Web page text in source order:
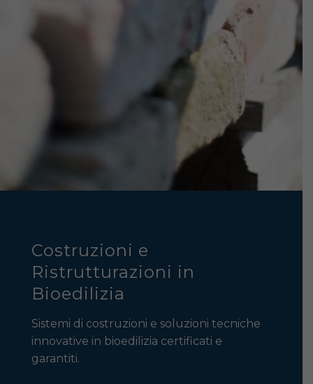
Costruzioni e
Ristrutturazioni in
Bioedilizia
Sistemi di costruzioni e soluzioni tecniche
innovative in bioedilizia certificati e
garantiti.